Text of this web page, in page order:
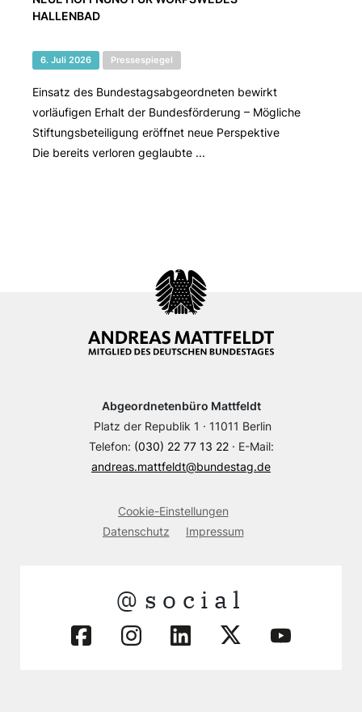
HALLENBAD
6. Juli 2026 Pressespiegel
Einsatz des Bundestagsabgeordneten bewirkt
vorläufigen Erhalt der Bundesförderung – Mögliche
Stiftungsbeteiligung eröffnet neue Perspektive
Die bereits verloren geglaubte ...
Abgeordnetenbüro Mattfeldt
Platz der Republik 1 · 11011 Berlin
Telefon: (030) 22 77 13 22· E-Mail:
andreas.mattfeldt@bundestag.de
Cookie-Einstellungen
Datenschutz
Impressum
@social